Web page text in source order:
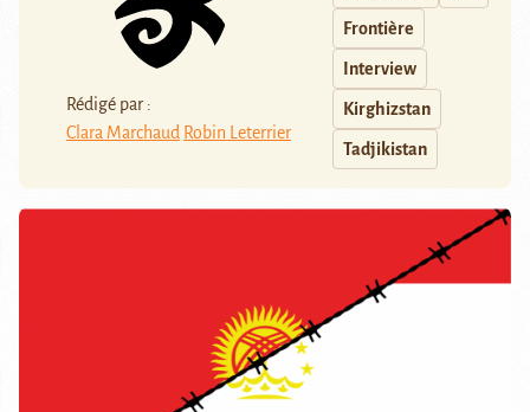
Rédigé par :
Clara Marchaud Robin Leterrier
Frontière
Interview
Kirghizstan
Tadjikistan